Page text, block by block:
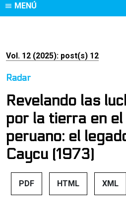
MENÚ
Vol. 12 (2025): post(s) 12
Radar
Revelando las
por la tierra en el
peruano: el
Caycu (1973)
PDF HTML XML